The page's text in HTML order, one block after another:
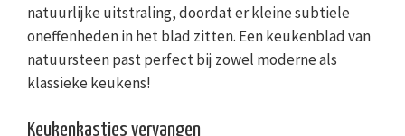
natuurlijke uitstraling, doordat er kleine subtiele
oneffenheden in het blad zitten. Een keukenblad van
natuursteen past perfect bij zowel moderne als
klassieke keukens!
Keukenkastjes vervangen